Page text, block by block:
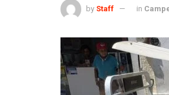
by Staff in